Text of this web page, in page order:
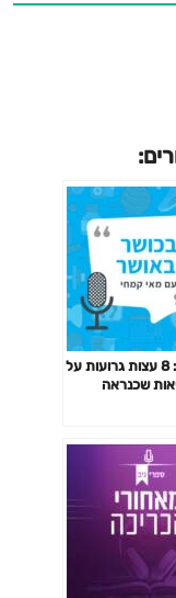
פרק 109: 8 עצות גרועות על
שכנראה